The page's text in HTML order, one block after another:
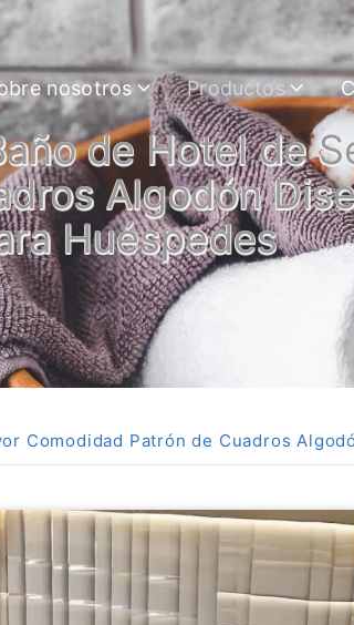
nosotros Productos
de Hotel de
Algodón
Huéspedes
Comodidad Patrón de Cuadros